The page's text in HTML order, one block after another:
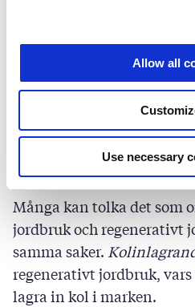
Allow all
Use necessary
Kolinlagrande
del av
Många kan tolka det som
jordbruk och regenerativt
samma saker.
regenerativt jordbruk,
lagra in kol i marken.